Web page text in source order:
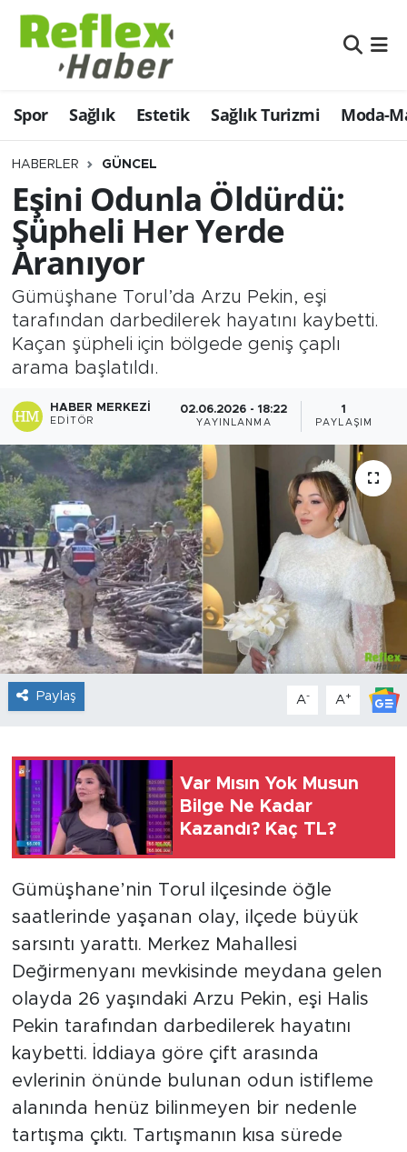
Spor Sağlık Estetik Sağlık Turizmi Moda-
HABERLER GÜNCEL
Eşini Odunla Öldürdü:
Şüpheli Her Yerde
Aranıyor
Gümüşhane Torul’da Arzu Pekin, eşi
tarafından darbedilerek hayatını kaybetti.
Kaçan şüpheli için bölgede geniş çaplı
arama başlatıldı.
HABER MERKEZI
EDITÖR
02.06.2026 - 18:22
YAYINLANMA
1
PAYLAŞIM
Paylaş A- A+
Var Mısın Yok Musun
Bilge Ne Kadar
Kazandı? Kaç TL?
Gümüşhane’nin Torul ilçesinde öğle
saatlerinde yaşanan olay, ilçede büyük
sarsıntı yarattı. Merkez Mahallesi
Değirmenyanı mevkisinde meydana gelen
olayda 26 yaşındaki Arzu Pekin, eşi Halis
Pekin tarafından darbedilerek hayatını
kaybetti. İddiaya göre çift arasında
evlerinin önünde bulunan odun istifleme
alanında henüz bilinmeyen bir nedenle
tartışma çıktı. Tartışmanın kısa sürede
Eğitim
Estetik
Firmalardan
Güncel
İş ve Ekonomi
Moda-Magazin-Eğlence
Sağlık
Spor
Teknoloji
Nöbetçi Eczaneler
Hava Durumu
Namaz Vakitleri
Trafik Durumu
Şampiyonlar Ligi Puan Durumu ve Fikstür
Tüm Manşetler
Son Dakika Haberleri